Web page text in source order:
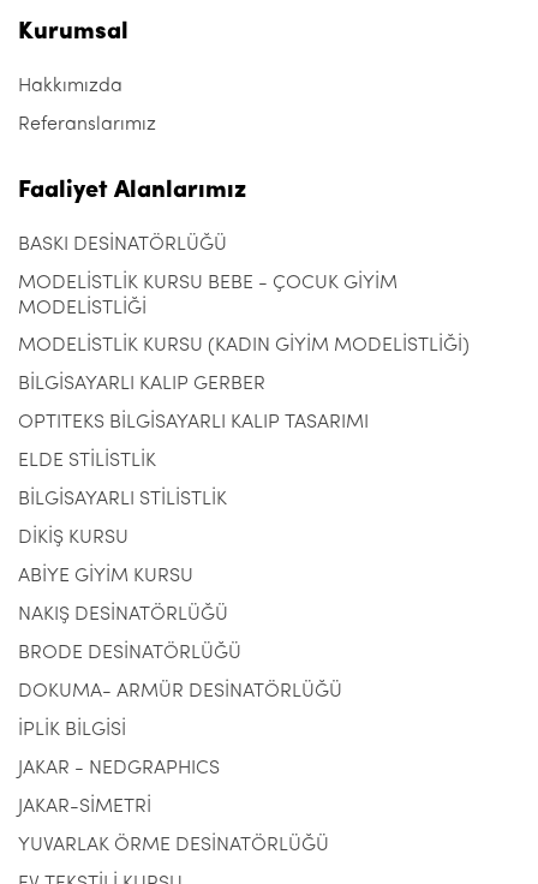
Kurumsal
Hakkımızda
Referanslarımız
Faaliyet Alanlarımız
BASKI DESİNATÖRLÜĞÜ
MODELİSTLİK KURSU BEBE - ÇOCUK GİYİM
MODELİSTLİĞİ
MODELİSTLİK KURSU (KADIN GİYİM MODELİSTLİĞİ)
BİLGİSAYARLI KALIP GERBER
OPTITEKS BİLGİSAYARLI KALIP TASARIMI
ELDE STİLİSTLİK
BİLGİSAYARLI STİLİSTLİK
DİKİŞ KURSU
ABİYE GİYİM KURSU
NAKIŞ DESİNATÖRLÜĞÜ
BRODE DESİNATÖRLÜĞÜ
DOKUMA- ARMÜR DESİNATÖRLÜĞÜ
İPLİK BİLGİSİ
JAKAR - NEDGRAPHICS
JAKAR-SİMETRİ
YUVARLAK ÖRME DESİNATÖRLÜĞÜ